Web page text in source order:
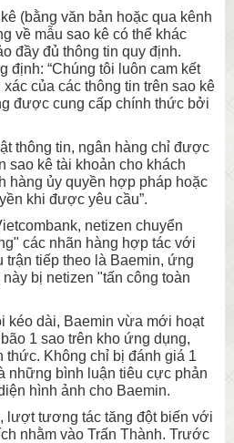
(bằng văn bản hoặc qua kênh
về mẫu sao kê có thể khác
đầy đủ thông tin quy định.
định: “Chúng tôi luôn cam kết
của các thông tin trên sao kê
được cung cấp chính thức bởi
thông tin, ngân hàng chỉ được
sao kê tài khoản cho khách
hàng ủy quyền hợp pháp hoặc
khi được yêu cầu”.
netizen chuyển
các nhãn hàng hợp tác với
trận tiếp theo là Baemin, ứng
bị netizen "tấn công toàn
kéo dài, Baemin vừa mới hoạt
1 sao trên kho ứng dụng,
thức. Không chỉ bị đánh giá 1
những bình luận tiêu cực phản
hình ảnh cho Baemin.
lượt tương tác tăng đột biến với
nhằm vào Trấn Thành. Trước